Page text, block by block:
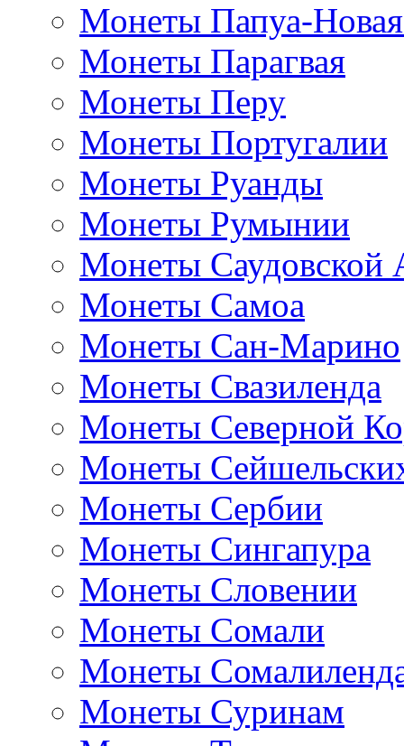
Монеты Папуа-
Монеты Парагвая
Монеты Перу
Монеты Португалии
Монеты Руанды
Монеты Румынии
Монеты Саудовской
Монеты Самоа
Монеты Сан-Марино
Монеты Свазиленда
Монеты Северной
Монеты
Монеты Сербии
Монеты Сингапура
Монеты Словении
Монеты Сомали
Монеты
Монеты Суринам